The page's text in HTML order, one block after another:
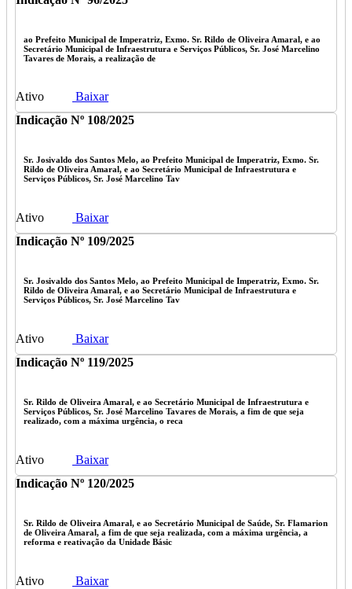
ao Prefeito Municipal de Imperatriz, Exmo. Sr. Rildo de Oliveira Amaral, e ao
Secretário Municipal de Infraestrutura e Serviços Públicos, Sr. José Marcelino
Tavares de Morais, a realização de
Ativo
Baixar
Indicação Nº 108/2025
Sr. Josivaldo dos Santos Melo, ao Prefeito Municipal de Imperatriz, Exmo. Sr.
Rildo de Oliveira Amaral, e ao Secretário Municipal de Infraestrutura e
Serviços Públicos, Sr. José Marcelino Tav
Ativo
Baixar
Indicação Nº 109/2025
Sr. Josivaldo dos Santos Melo, ao Prefeito Municipal de Imperatriz, Exmo. Sr.
Rildo de Oliveira Amaral, e ao Secretário Municipal de Infraestrutura e
Serviços Públicos, Sr. José Marcelino Tav
Ativo
Baixar
Indicação Nº 119/2025
Sr. Rildo de Oliveira Amaral, e ao Secretário Municipal de Infraestrutura e
Serviços Públicos, Sr. José Marcelino Tavares de Morais, a fim de que seja
realizado, com a máxima urgência, o reca
Ativo
Baixar
Indicação Nº 120/2025
Sr. Rildo de Oliveira Amaral, e ao Secretário Municipal de Saúde, Sr. Flamarion
de Oliveira Amaral, a fim de que seja realizada, com a máxima urgência, a
reforma e reativação da Unidade Básic
Ativo
Baixar